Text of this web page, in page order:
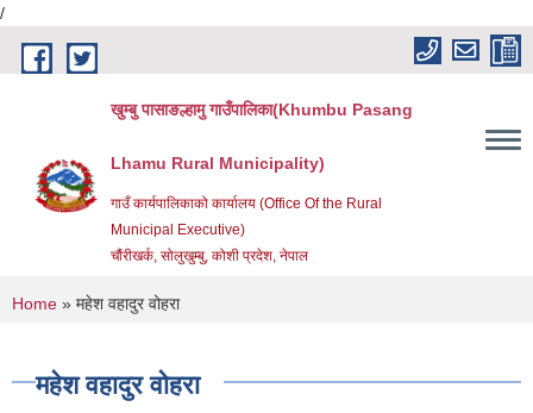
/
Skip to main content
खुम्बु पासाङल्हामु गाउँपालिका(Khumbu Pasang
Lhamu Rural Municipality)
गाउँ कार्यपालिकाको कार्यालय (Office Of the Rural
Municipal Executive)
चौंरीखर्क, सोलुखुम्बु, कोशी प्रदेश, नेपाल
You are here
Home » महेश वहादुर वोहरा
महेश वहादुर वोहरा